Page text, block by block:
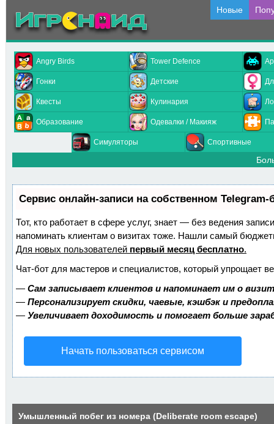
Новые
Angry Birds Tower Defence
Гонки Детские
Квесты Кулинария
Образование Одевалки / Макияж
Симуляторы Спортивные
Сервис онлайн-записи на собственном Telegram-
Тот, кто работает в сфере услуг, знает — без ведения
напоминать клиентам о визитах тоже. Нашли самый
Для новых пользователей первый месяц бесплатно.
Чат-бот для мастеров и специалистов, который упрощает
— Сам записывает клиентов и напоминает им о
— Персонализирует скидки, чаевые, кэшбэк и
— Увеличивает доходимость и помогает больше
Начать пользоваться сервисом
Умышленный побег из номера (Deliberate room escape)